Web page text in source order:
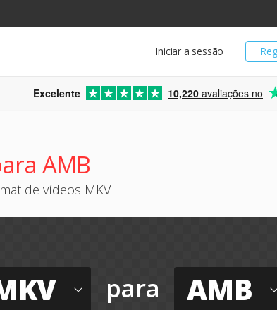
Iniciar a sessão
Excelente 10,220 avaliações no
AMB
de vídeos MKV
para AMB